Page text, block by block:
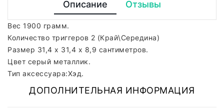
Описание Отзывы
Вес 1900 грамм.
Количество триггеров 2 (Край\Середина)
Размер 31,4 х 31,4 х 8,9 сантиметров.
Цвет серый металлик.
Тип аксессуара:Хэд.
ДОПОЛНИТЕЛЬНАЯ ИНФОРМАЦИЯ